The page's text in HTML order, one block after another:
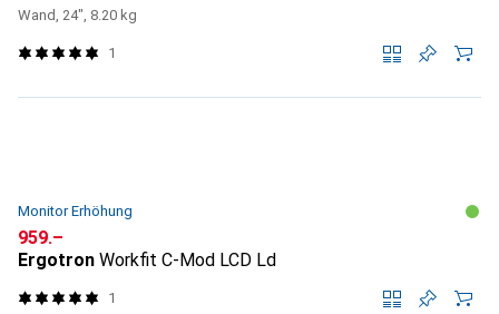
Wand, 24", 8.20 kg
1
Monitor Erhöhung
CHF
959.–
Ergotron Workfit C-Mod LCD Ld
1